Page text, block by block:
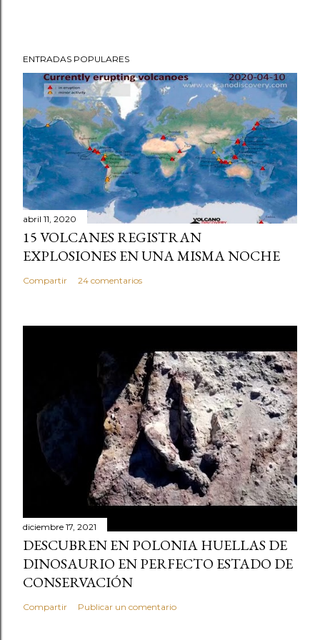
ENTRADAS POPULARES
abril 11, 2020
15 VOLCANES REGISTRAN
EXPLOSIONES EN UNA MISMA NOCHE
Compartir 24 comentarios
diciembre 17, 2021
DESCUBREN EN POLONIA HUELLAS DE
DINOSAURIO EN PERFECTO ESTADO DE
CONSERVACIÓN
Compartir Publicar un comentario